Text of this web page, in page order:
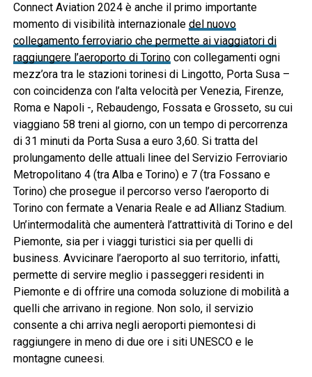
Connect Aviation 2024 è anche il primo importante
momento di visibilità internazionale del nuovo
collegamento ferroviario che permette ai viaggiatori di
raggiungere l’aeroporto di Torinocon collegamenti ogni
mezz’ora tra le stazioni torinesi di Lingotto, Porta Susa –
con coincidenza con l’alta velocità per Venezia, Firenze,
Roma e Napoli -, Rebaudengo, Fossata e Grosseto, su cui
viaggiano 58 treni al giorno, con un tempo di percorrenza
di 31 minuti da Porta Susa a euro 3,60. Si tratta del
prolungamento delle attuali linee del Servizio Ferroviario
Metropolitano 4 (tra Alba e Torino) e 7 (tra Fossano e
Torino) che prosegue il percorso verso l’aeroporto di
Torino con fermate a Venaria Reale e ad Allianz Stadium.
Un’intermodalità che aumenterà l’attrattività di Torino e del
Piemonte, sia per i viaggi turistici sia per quelli di
business. Avvicinare l’aeroporto al suo territorio, infatti,
permette di servire meglio i passeggeri residenti in
Piemonte e di offrire una comoda soluzione di mobilità a
quelli che arrivano in regione. Non solo, il servizio
consente a chi arriva negli aeroporti piemontesi di
raggiungere in meno di due ore i siti UNESCO e le
montagne cuneesi.